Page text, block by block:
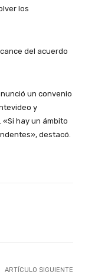
los
del acuerdo
un convenio
y
hay un ámbito
destacó.
ARTÍCULO SIGUIENTE